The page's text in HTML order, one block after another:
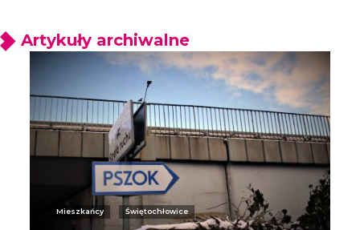
Artykuły archiwalne
Mieszkańcy Świętochłowice